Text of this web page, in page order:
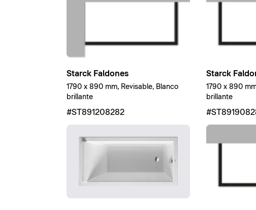
Starck Faldones
1790 x 890 mm, Revisable, Blanco
brillante
#ST891208282
Starck
1790 x 890
brillante